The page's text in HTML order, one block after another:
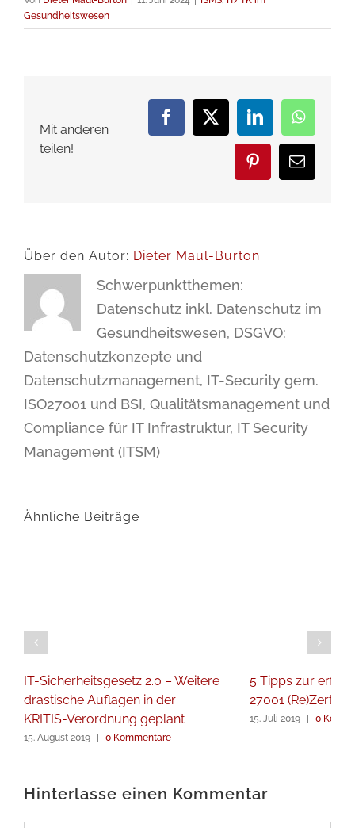
Gesundheitswesen
Mit anderen
teilen!
Facebook
X LinkedIn
Pinterest
E-
Mail
Über den Autor: Dieter Maul-Burton
Schwerpunktthemen:
Datenschutz inkl. Datenschutz im
Gesundheitswesen, DSGVO:
Datenschutzkonzepte und
Datenschutzmanagement, IT-Security gem.
ISO27001 und BSI, Qualitätsmanagement und
Compliance für IT Infrastruktur, IT Security
Management (ITSM)
Ähnliche Beiträge
IT-Sicherheitsgesetz 2.0 – Weitere
drastische Auflagen in der
KRITIS-Verordnung geplant
15. August 2019 0 Kommentare
5 Tipps zur
27001
15. Juli 2019 0
Hinterlasse einen Kommentar